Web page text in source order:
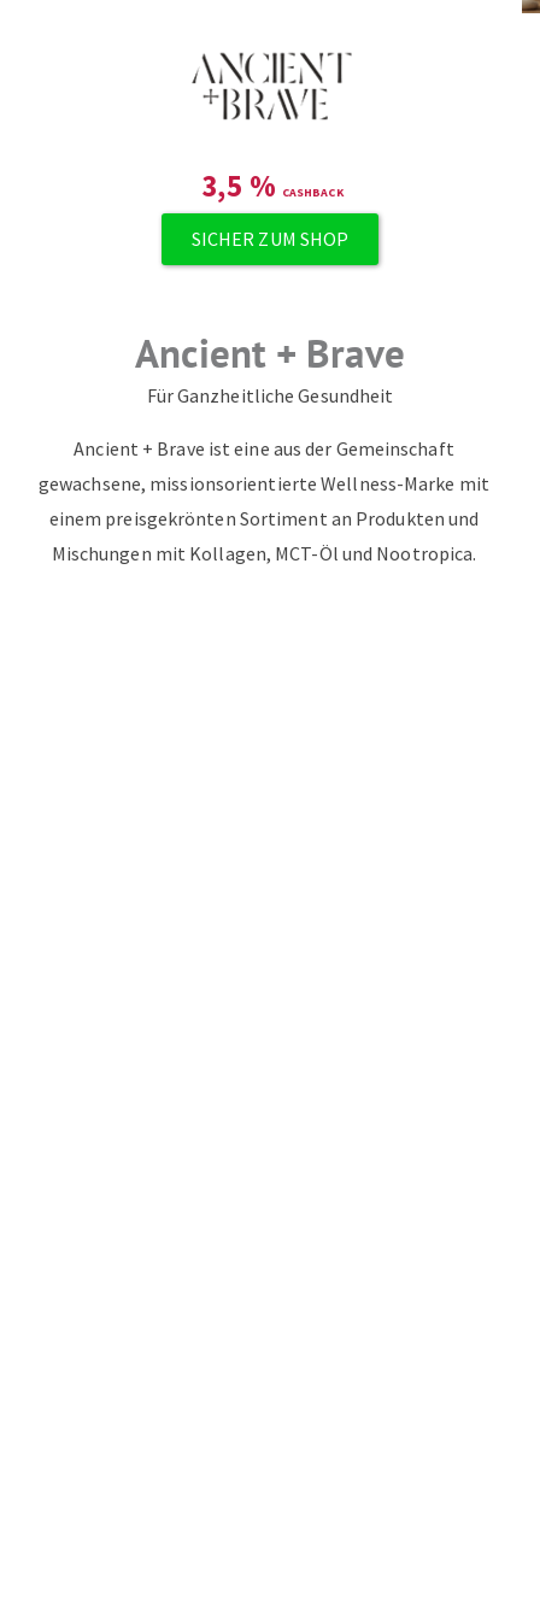
3,5 %
SICHER ZUM SHOP
Ancient + Brave
Für Ganzheitliche Gesundheit
Ancient + Brave ist eine aus der Gemeinschaft
gewachsene, missionsorientierte Wellness-Marke mit
einem preisgekrönten Sortiment an Produkten und
Mischungen mit Kollagen, MCT-Öl und Nootropica.